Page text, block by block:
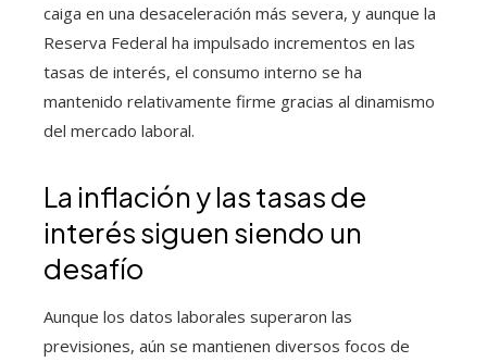
caiga en una desaceleración más severa, y aunque la
Reserva Federal ha impulsado incrementos en las
tasas de interés, el consumo interno se ha
mantenido relativamente firme gracias al dinamismo
del mercado laboral.
La inflación y las tasas de
interés siguen siendo un
desafío
Aunque los datos laborales superaron las
previsiones, aún se mantienen diversos focos de